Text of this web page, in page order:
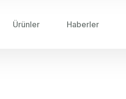
Ürünler Haberler